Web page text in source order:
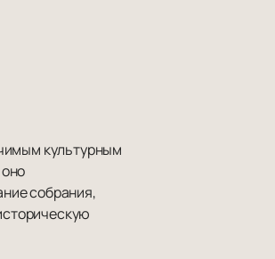
культурным
собрания,